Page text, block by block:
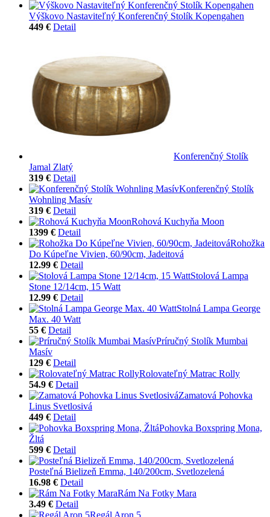
Výškovo Nastaviteľný Konferenčný Stolík Kopengahen
449 € Detail
Konferenčný Stolík
Jamal Zlatý
319 € Detail
Konferenčný Stolík
Wohnling Masív
319 € Detail
Rohová Kuchyňa Moon
1399 € Detail
Rohožka
Do Kúpeľne Vivien, 60/90cm, Jadeitová
12.99 € Detail
Stolová Lampa
Stone 12/14cm, 15 Watt
12.99 € Detail
Stolná Lampa George
Max. 40 Watt
55 € Detail
Príručný Stolík Mumbai
Masív
129 € Detail
Rolovateľný Matrac Rolly
54.9 € Detail
Zamatová Pohovka
Linus Svetlosivá
449 € Detail
Pohovka Boxspring Mona,
Žltá
599 € Detail
Posteľná Bielizeň Emma, 140/200cm, Svetlozelená
16.98 € Detail
Rám Na Fotky Mara
3.49 € Detail
Regál Aron 5